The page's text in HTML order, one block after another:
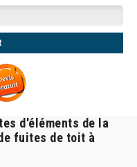
d'éléments de la
fuites de toit à